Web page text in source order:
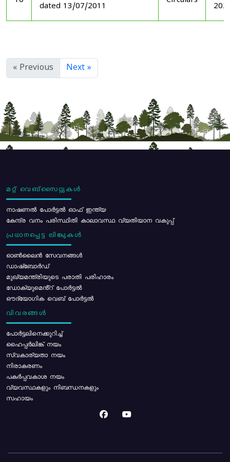
dated 13/07/2011
« Previous Next »
മറ്റ് വെബ്സൈറ്റുകൾ
നാഷണൽ പോർട്ടൽ ഓഫ് ഇന്ത്യ
കേന്ദ്ര വനം പരിസ്ഥിതി കാലാവസ്ഥ വ്യതിയാന വകുപ്പ്
പ്രധാനപ്പെട്ട ലിങ്കുകൾ
ഓൺലൈൻ സേവനങ്ങൾ
ഡാഷ്ബോർഡ്
മുഖ്യമന്ത്രിയുടെ പരാതി പരിഹാരം
ഡോക്യുമെൻ്റ് പോർട്ടൽ
ഔദ്യോഗിക വെബ് പോർട്ടൽ
വിവരങ്ങൾ
പോര്‍ട്ടലിനെക്കുറിച്ച്
ഹൈപ്പർലിങ്ക് നയം
സ്വകാര്യതാ നയം
നിരാകരണം
പകർപ്പവകാശ നയം
വ്യവസ്ഥകളും നിബന്ധനകളും
സഹായം